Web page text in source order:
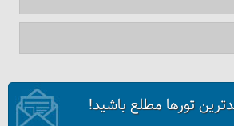
تورها مطلع باشید!